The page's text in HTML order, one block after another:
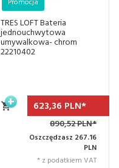
TRES LOFT Bateria
jednouchwytowa
umywalkowa- chrom
22210402
Promocja
623,36 PLN*
890,52 PLN*
Oszczędzasz 267.16
PLN
* z podatkiem VAT